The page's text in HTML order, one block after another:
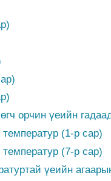
орчин үеийн
(1-р сар)
(7-р сар)
үеийн